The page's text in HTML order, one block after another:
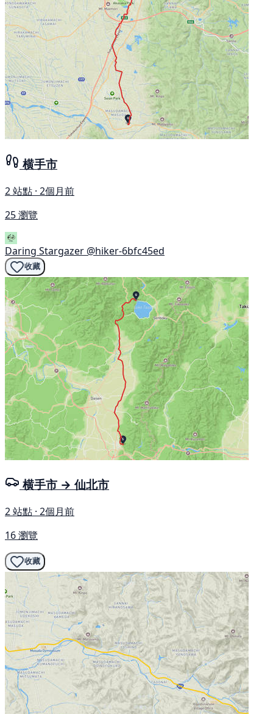
横手市
2 站點 · 2個月前
25 瀏覽
Daring Stargazer @hiker-6bfc45ed
收藏
横手市 → 仙北市
2 站點 · 2個月前
16 瀏覽
收藏